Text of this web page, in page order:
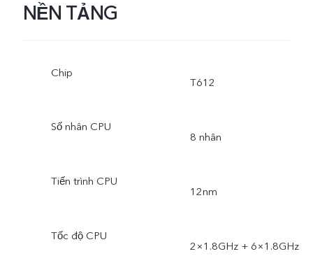
NỀN TẢNG
Chip
T612
Số nhân CPU
8 nhân
Tiến trình CPU
12nm
Tốc độ CPU
2×1.8GHz + 6×1.8GHz